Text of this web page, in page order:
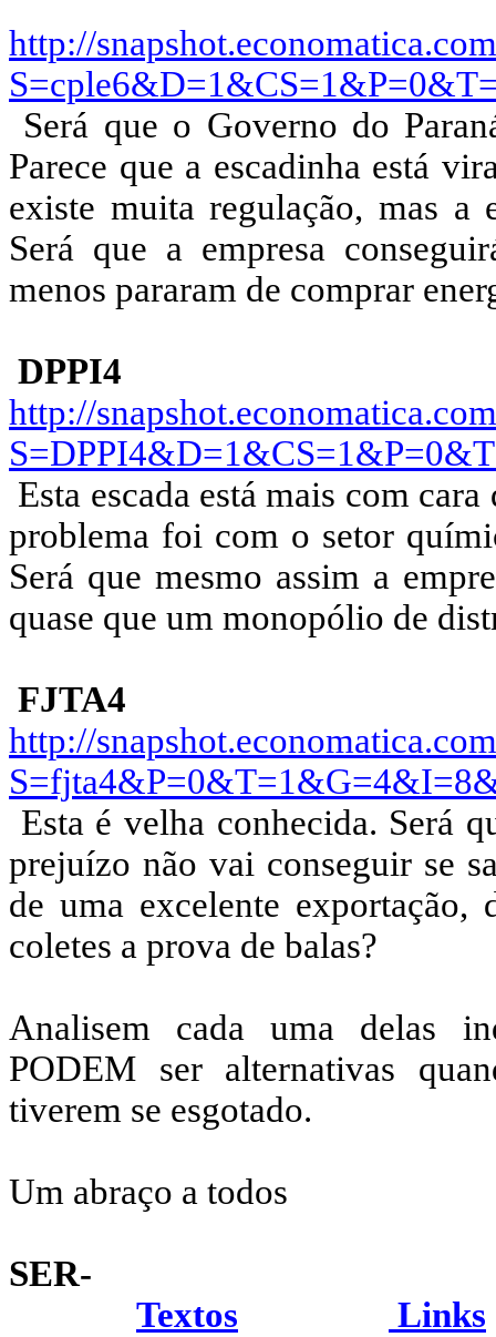
http://
Será que o Governo do
Parece que a escadinha está
existe muita regulação, mas a
Será que a empresa
menos pararam de comprar
DPPI4
http://
Esta escada está mais com
problema foi com o setor
Será que mesmo assim a
quase que um monopólio de
FJTA4
http://
Esta é velha conhecida. Será
prejuízo não vai conseguir se
de uma excelente exportação,
coletes a prova de balas?
Analisem cada uma delas
PODEM ser alternativas
tiverem se esgotado.
Um abraço a todos
SER-
Textos
Links